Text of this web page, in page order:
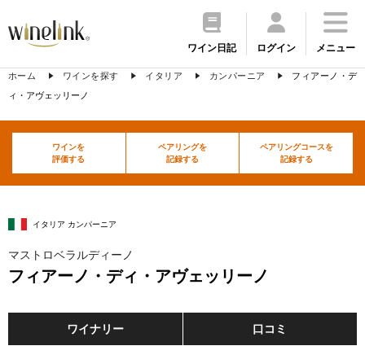
ワイン日記 ログイン メニュー
ホーム ワインを探す イタリア カンパーニア
フィアーノ・デ
ィ・アヴェッリーノ
ワインを
評価する
ペアリングを
記録する
ペアリングコースを
記録する
イタリア カンパーニア
マストロベラルディーノ
フィアーノ・ディ・アヴェッリーノ
ワイナリー 口コミ